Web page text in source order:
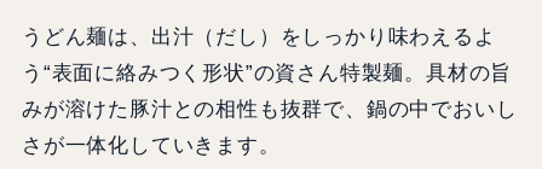
うどん麺は、出汁（だし）をしっかり味わえるよ
う“表面に絡みつく形状”の資さん特製麺。具材の旨
みが溶けた豚汁との相性も抜群で、鍋の中でおいし
さが一体化していきます。